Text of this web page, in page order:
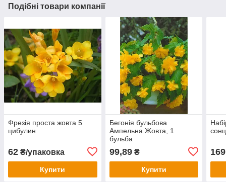
Подібні товари компанії
Фрезія проста жовта 5
цибулин
62 ₴/упаковка
Купити
Бегонія бульбова
Ампельна Жовта, 1
бульба
99,89₴
Купити
169